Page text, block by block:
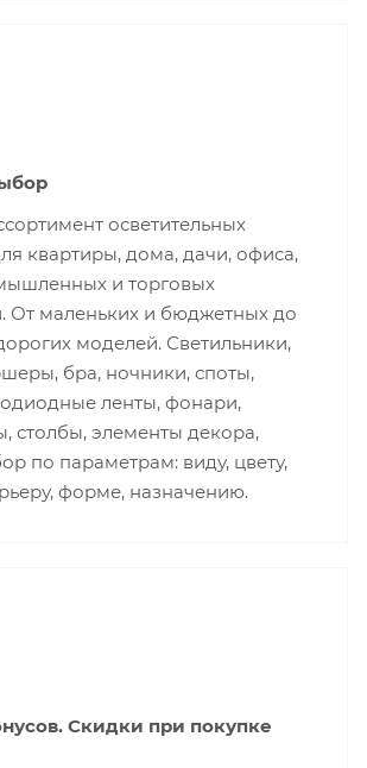
осветительных
квартиры, дома, дачи, офиса,
и торговых
От маленьких и бюджетных до
моделей. Светильники,
бра, ночники, споты,
ленты, фонари,
столбы, элементы декора,
по параметрам: виду, цвету,
форме, назначению.
Скидки при покупке